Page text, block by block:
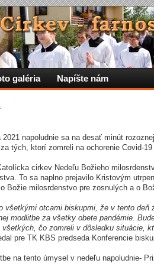
2021 napoludnie sa na desať minút
tých, ktorí zomreli na ochorenie Covid-
cirkev Nedeľu Božieho
To sa naplno prejavilo Kristovým
Božie milosrdenstvo pre zosnulých a o
všetkými otcami biskupmi, že v tento
modlitbe za všetky obete pandémie.
všetkých, čo zomreli v dôsledku situácie,
pre TK KBS predseda Konferencie
na tento úmysel v nedeľu napoludnie-
galéria Napíšte nám